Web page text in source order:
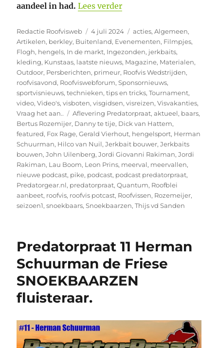
aandeel in had. Lees verder“Predatorpraat 12
Auteur
Redactie Roofvisweb
Geplaatst
op
4 juli 2024 Categorieën
acties,Algemeen,
Artikelen, berkley, Buitenland, Evenementen, Filmpjes,
Flogh, hengels, In de markt, Ingezonden, jerkbaits,
kleding, Kunstaas, laatste nieuws, Magazine, Materialen,
Outdoor, Persberichten, primeur, Roofvis Wedstrijden,
roofvisavond, Roofviswebforum,Sponsornieuws,
sportvisnieuws,technieken,tips en tricks,Tournament,
video,Video's,visboten,visgidsen,visreizen,Visvakanties,
Vraag het aan..
Tags
Aflevering Predatorpraat,aktueel, baars,
Bertus Rozemijer, Danny te tije, Dick van Hattem,
featured, Fox Rage,Gerald Vierhout, hengelsport, Herman
Schuurman, Hilco van Nuil,Jerkbait bouwer,Jerkbaits
bouwen,John Uilenberg,Jordi Giovanni Rakiman,Jordi
Rakiman, Lau Boom, Leon Prins, meerval, meervallen,
nieuwe podcast, pike, podcast, podcast predatorpraat,
Predatorgear.nl, predatorpraat,Quantum, Roofblei
aanbeet, roofvis, roofvis potcast, Roofvissen, Rozemeijer,
seizoen1,snoekbaars,Snoekbaarzen,Thijs vd Sanden
Predatorpraat 11 Herman
Schuurman de Friese
SNOEKBAARZEN
fluisteraar.